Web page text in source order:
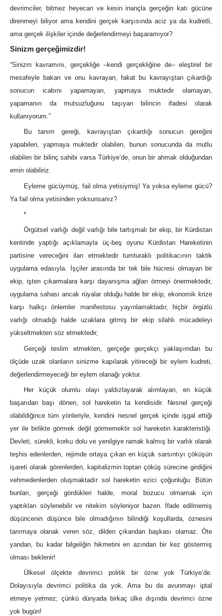
devrimciler, bitmez heyecan ve kesin inançla gerçeğin katı gücüne
direnmeyi biliyor ama kendini gerçek karşısında aciz ya da kudretli,
ama gerçek ilişkiler içinde değerlendirmeyi başaramıyor?
Sinizm gerçeğimizdir!
“Sinizm kavramını, gerçekliğe –kendi gerçekliğine de‒ eleştirel bir
mesafeyle bakan ve onu kavrayan, fakat bu kavrayıştan çıkardığı
sonucun icabını yapamayan, yapmaya muktedir olamayan,
yapamanın da mutsuzluğunu taşıyan bilincin ifadesi olarak
kullanıyorum.”
Bu tanım gereği, kavrayıştan çıkardığı sonucun gereğini
yapabilen, yapmaya muktedir olabilen, bunun sonucunda da mutlu
olabilen bir bilinç sahibi varsa Türkiye’de, onun bir ahmak olduğundan
emin olabiliriz.
Eyleme gücüymüş, fail olma yetisiymiş! Ya yoksa eyleme gücü?
Ya fail olma yetisinden yoksunsanız?
*
Örgütsel varlığı değil varlığı bile tartışmalı bir ekip, bir Kürdistan
kentinde yaptığı açıklamayla üç-beş oyunu Kürdistan Hareketinin
partisine vereceğini ilan etmektedir tumturaklı politikacının taktik
uygulama edasıyla. İşçiler arasında bir tek bile hücresi olmayan bir
ekip, işten çıkarmalara karşı dayanışma ağları örmeyi önermektedir,
uygulama sahası ancak rüyalar olduğu halde bir ekip, ekonomik krize
karşı halkçı önlemler manifestosu yayınlamaktadır, hiçbir örgütlü
varlığı olmadığı halde uzaklara gitmiş bir ekip silahlı mücadeleyi
yükseltmekten söz etmektedir,
Gerçeği teslim etmekten, gerçeğe gerçekçi yaklaşımdan bu
ölçüde uzak olanların sinizme kapılarak yitireceği bir eylem kudreti,
değerlendirmeyeceği bir eylem olanağı yoktur.
Her küçük olumlu olayı yaldızlayarak alımlayan, en küçük
başarıdan başı dönen, sol hareketin ta kendisidir. Nesnel gerçeği
olabildiğince tüm yönleriyle, kendini nesnel gerçek içinde işgal ettiği
yer ile birlikte görmek değil görmemektir sol hareketin karakteristiği.
Devleti, sürekli, korku dolu ve yenilgiye ramak kalmış bir varlık olarak
teşhis edenlerden, rejimde ortaya çıkan en küçük sarsıntıyı çöküşün
işareti olarak görenlerden, kapitalizmin toptan çöküş sürecine girdiğini
vehmedenlerden oluşmaktadır sol hareketin ezici çoğunluğu. Bütün
bunları, gerçeği gördükleri halde, moral bozucu olmamak için
yaptıkları söylenebilir ve nitekim söyleniyor bazen. İfade edilmemiş
düşüncenin düşünce bile olmadığının bilindiği koşullarda, öznesini
tanımaya olanak veren söz, dilden çıkandan başkası olamaz. Öte
yandan, bu kadar bilgeliğin hikmetini en azından bir kez göstermiş
olması beklenir!
Ülkesel ölçekte devrimci politik bir özne yok Türkiye’de.
Dolayısıyla devrimci politika da yok. Ama bu da avunmayı iptal
etmeye yetmez; çünkü dünyada birkaç ülke dışında devrimci özne
yok bugün!